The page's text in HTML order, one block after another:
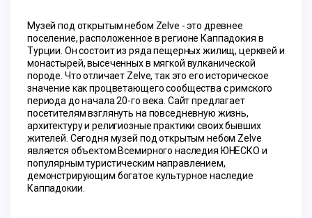
Музей под открытым небом Zelve - это древнее
поселение, расположенное в регионе Каппадокия в
Турции. Он состоит из ряда пещерных жилищ, церквей и
монастырей, высеченных в мягкой вулканической
породе. Что отличает Zelve, так это его историческое
значение как процветающего сообщества с римского
периода до начала 20-го века. Сайт предлагает
посетителям взглянуть на повседневную жизнь,
архитектуру и религиозные практики своих бывших
жителей. Сегодня музей под открытым небом Zelve
является объектом Всемирного наследия ЮНЕСКО и
популярным туристическим направлением,
демонстрирующим богатое культурное наследие
Каппадокии.